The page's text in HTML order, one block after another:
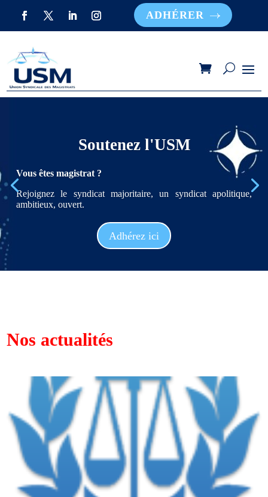
ADHÉRER
Soutenez l'USM
Vous êtes magistrat ?
Rejoignez le syndicat majoritaire, un syndicat apolitique,
ambitieux, ouvert.
Adhérez ici
Nos actualités